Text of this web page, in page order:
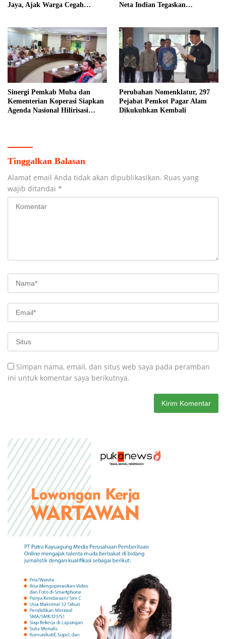
Jaya, Ajak Warga Cegah
Neta Indian Tegaskan
Sinergi Pemkab Muba dan
Kementerian Koperasi Siapkan
Agenda Nasional Hilirisasi
Perubahan Nomenklatur, 297
Pejabat Pemkot Pagar Alam
Dikukuhkan Kembali
Tinggalkan Balasan
Alamat email Anda tidak akan dipublikasikan. Ruas yang
wajib ditandai *
Simpan nama, email, dan situs web saya pada peramban
ini untuk komentar saya berikutnya.